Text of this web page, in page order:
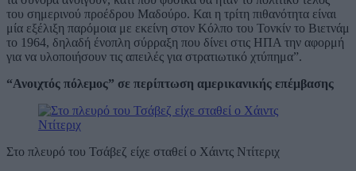
του σημερινού προέδρου Μαδούρο. Και η τρίτη πιθανότητα είναι
μία εξέλιξη παρόμοια με εκείνη στον Κόλπο του Τονκίν το Βιετνάμ
το 1964, δηλαδή ένοπλη σύρραξη που δίνει στις ΗΠΑ την αφορμή
για να υλοποιήσουν τις απειλές για στρατιωτικό χτύπημα”.
“Ανοιχτός πόλεμος” σε περίπτωση αμερικανικής επέμβασης
Στο πλευρό του Τσάβεζ είχε σταθεί ο Χάιντς Ντίτεριχ